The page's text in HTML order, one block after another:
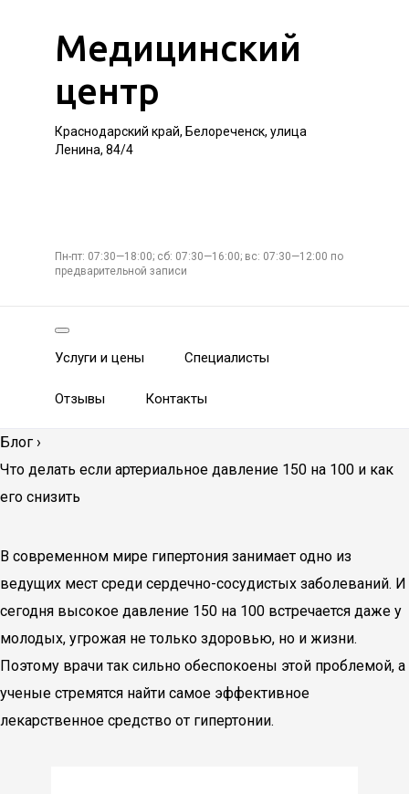
Медицинский
центр
Краснодарский край, Белореченск, улица
Ленина, 84/4
Пн-пт: 07:30—18:00; сб: 07:30—16:00; вс: 07:30—12:00 по
предварительной записи
Услуги и цены Специалисты
Отзывы Контакты
Блог ›
Что делать если артериальное давление 150 на 100 и как
его снизить
В современном мире гипертония занимает одно из
ведущих мест среди сердечно-сосудистых заболеваний. И
сегодня высокое давление 150 на 100 встречается даже у
молодых, угрожая не только здоровью, но и жизни.
Поэтому врачи так сильно обеспокоены этой проблемой, а
ученые стремятся найти самое эффективное
лекарственное средство от гипертонии.